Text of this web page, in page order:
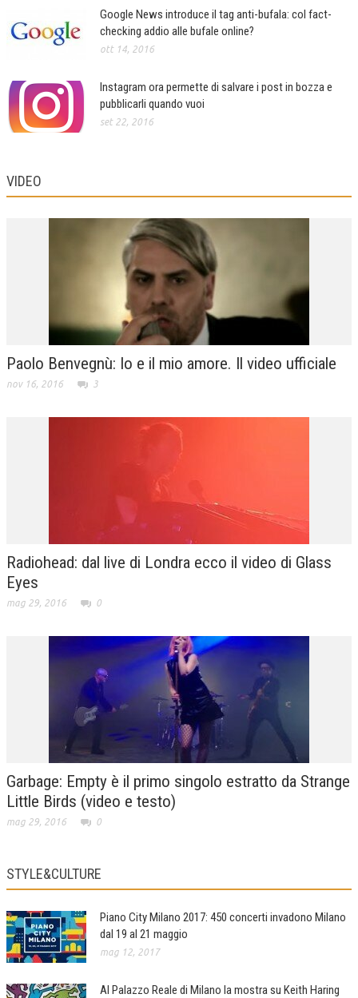
Google News introduce il tag anti-bufala: col fact-
checking addio alle bufale online?
ott 14, 2016
Instagram ora permette di salvare i post in bozza e
pubblicarli quando vuoi
set 22, 2016
VIDEO
Paolo Benvegnù: Io e il mio amore. Il video ufficiale
nov 16, 2016 3
Radiohead: dal live di Londra ecco il video di Glass
Eyes
mag 29, 2016 0
Garbage: Empty è il primo singolo estratto da Strange
Little Birds (video e testo)
mag 29, 2016 0
STYLE&CULTURE
Piano City Milano 2017: 450 concerti invadono Milano
dal 19 al 21 maggio
mag 12, 2017
Al Palazzo Reale di Milano la mostra su Keith Haring